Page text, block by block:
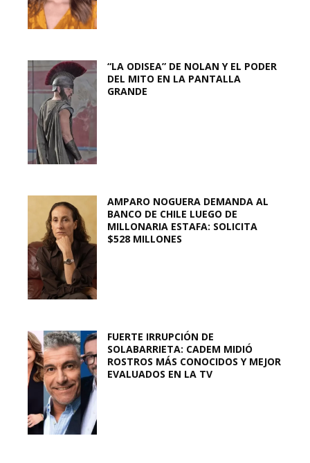
“LA ODISEA” DE NOLAN Y EL PODER
DEL MITO EN LA PANTALLA
GRANDE
AMPARO NOGUERA DEMANDA AL
BANCO DE CHILE LUEGO DE
MILLONARIA ESTAFA: SOLICITA
$528 MILLONES
FUERTE IRRUPCIÓN DE
SOLABARRIETA: CADEM MIDIÓ
ROSTROS MÁS CONOCIDOS Y MEJOR
EVALUADOS EN LA TV